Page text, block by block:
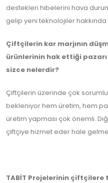
destekleri hibelerini hava
gelip yeni teknolojiler hakkında
Çiftçilerin kar marjının
ürünlerinin hak ettiği
sizce nelerdir?
Çiftçilerin üzerinde çok
bekleniyor hem üretim, hem
üretim yapması çok önemli.
çiftçiye hizmet eder hale
TABİT Projelerinin çiftçilere